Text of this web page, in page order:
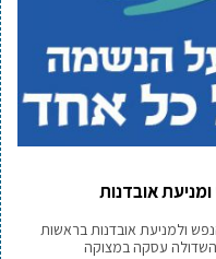
אובדנות
ולמניעת אובדנות בראשות
השדולה עסקה במצוקה